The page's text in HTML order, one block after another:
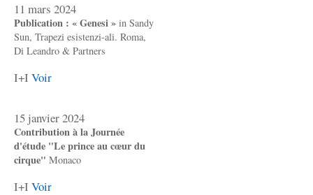
11 mars 2024
Publication : « Genesi » in Sandy
Sun, Trapezi esistenzi-ali. Roma,
Di Leandro & Partners
I+I Voir
15 janvier 2024
Contribution à la Journée
d'étude "Le prince au cœur du
cirque" Monaco
I+I Voir